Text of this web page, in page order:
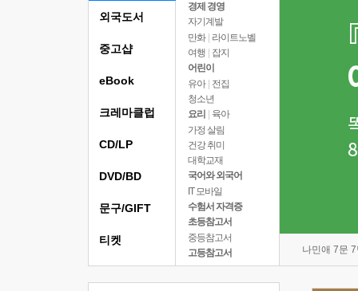
경제 경영
자기계발
만화 | 라이트노벨
여행
잡지
어린이
유아 | 전집
청소년
요리
육아
가정 살림
건강 취미
대학교재
국어와 외국어
IT 모바일
수험서 자격증
초등참고서
중등참고서
고등참고서
나민애 7문
외국도서
중고샵
eBook
크레마클럽
CD/LP
DVD/BD
문구/GIFT
티켓